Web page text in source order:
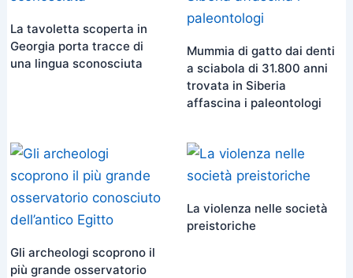
La tavoletta scoperta in
Georgia porta tracce di
una lingua sconosciuta
Mummia di gatto dai denti
a sciabola di 31.800 anni
trovata in Siberia
affascina i paleontologi
Gli archeologi scoprono il
più grande osservatorio
La violenza nelle società
preistoriche